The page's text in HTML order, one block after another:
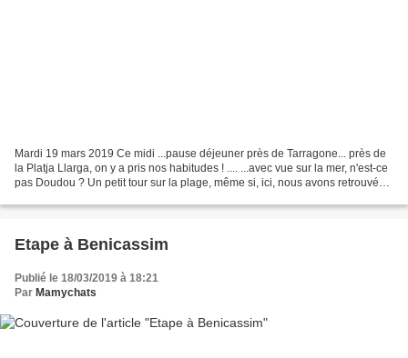
Mardi 19 mars 2019 Ce midi ...pause déjeuner près de Tarragone... près de
la Platja Llarga, on y a pris nos habitudes ! .... ...avec vue sur la mer, n'est-ce
pas Doudou ? Un petit tour sur la plage, même si, ici, nous avons retrouvé
Etape à Benicassim
Publié le 18/03/2019 à 18:21
Par Mamychats